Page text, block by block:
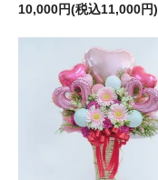
10,000円(税込11,000円)